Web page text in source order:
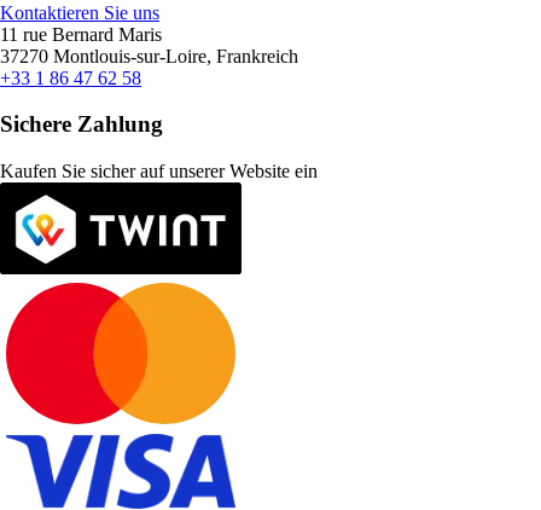
Kontaktieren Sie uns
11 rue Bernard Maris
37270 Montlouis-sur-Loire, Frankreich
+33 1 86 47 62 58
Sichere Zahlung
Kaufen Sie sicher auf unserer Website ein